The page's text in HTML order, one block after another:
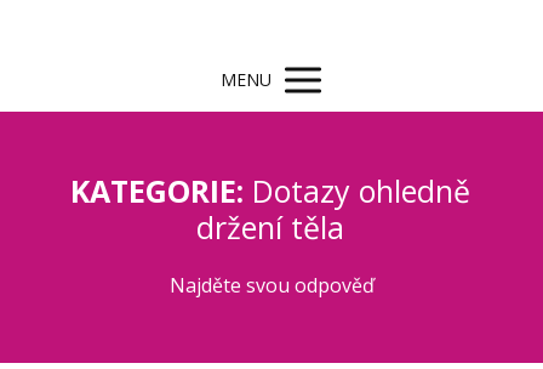
MENU
KATEGORIE: Dotazy ohledně
držení těla
Najděte svou odpověď